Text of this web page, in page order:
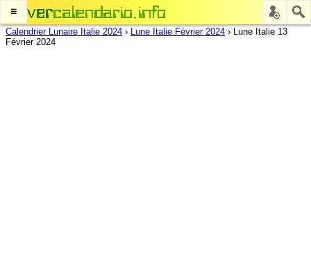
≡
Calendrier Lunaire Italie 2024 › Lune Italie Février 2024 › Lune Italie 13
Février 2024